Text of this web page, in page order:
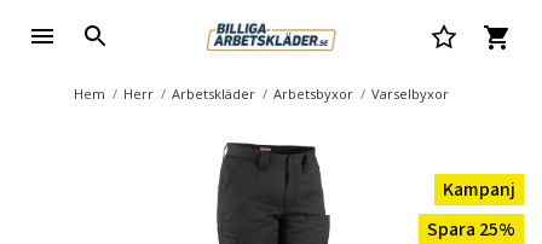
Hem Herr Arbetskläder Arbetsbyxor Varselbyxor
Kampanj
Spara 25%